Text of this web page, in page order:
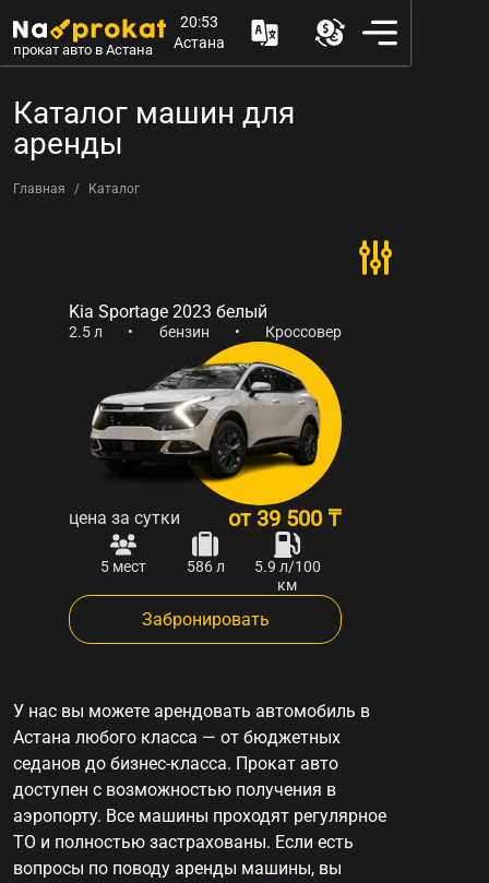
прокат авто в Астана
20:53
Астана
Каталог машин для
аренды
Главная Каталог
Kia Sportage 2023 белый
2.5 л • бензин • Кроссовер
цена за сутки от 39 500 ₸
5 мест 586 л
5.9 л/100
км
Забронировать
У нас вы можете арендовать автомобиль в
Астана любого класса — от бюджетных
седанов до бизнес-класса. Прокат авто
доступен с возможностью получения в
аэропорту. Все машины проходят регулярное
ТО и полностью застрахованы. Если есть
вопросы по поводу аренды машины, вы